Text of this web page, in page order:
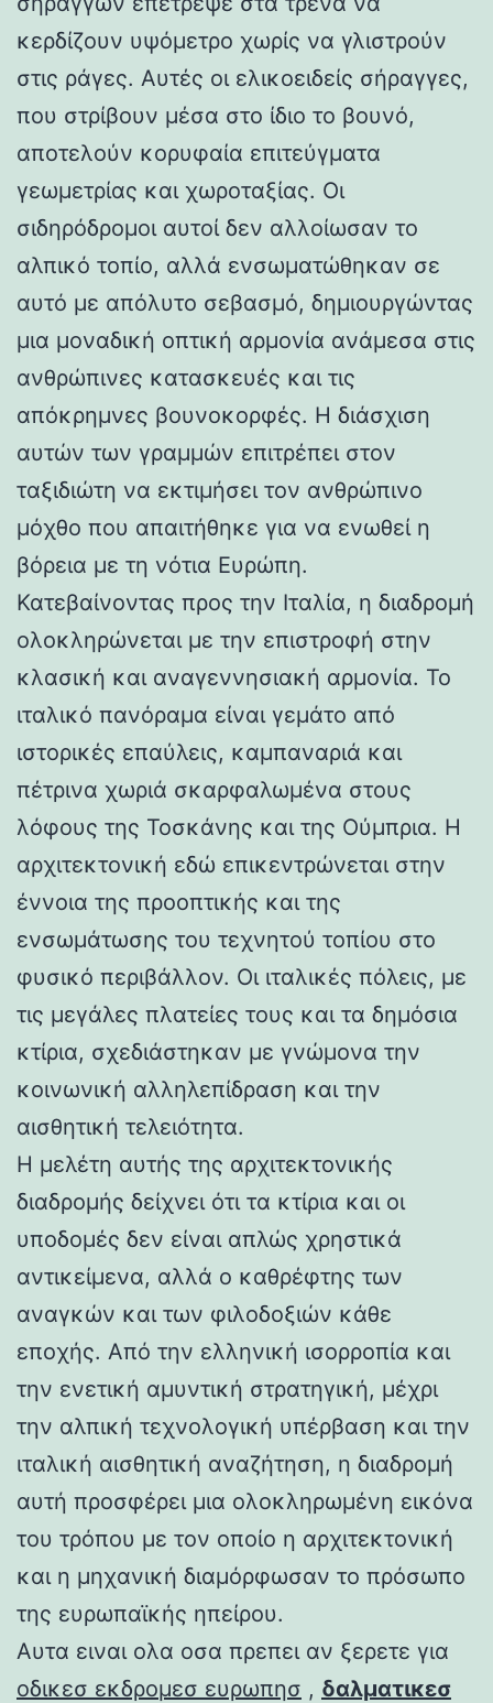
κερδίζουν υψόμετρο χωρίς να γλιστρούν
στις ράγες. Αυτές οι ελικοειδείς σήραγγες,
που στρίβουν μέσα στο ίδιο το βουνό,
αποτελούν κορυφαία επιτεύγματα
γεωμετρίας και χωροταξίας. Οι
σιδηρόδρομοι αυτοί δεν αλλοίωσαν το
αλπικό τοπίο, αλλά ενσωματώθηκαν σε
αυτό με απόλυτο σεβασμό, δημιουργώντας
μια μοναδική οπτική αρμονία ανάμεσα στις
ανθρώπινες κατασκευές και τις
απόκρημνες βουνοκορφές. Η διάσχιση
αυτών των γραμμών επιτρέπει στον
ταξιδιώτη να εκτιμήσει τον ανθρώπινο
μόχθο που απαιτήθηκε για να ενωθεί η
βόρεια με τη νότια Ευρώπη.
Κατεβαίνοντας προς την Ιταλία, η διαδρομή
ολοκληρώνεται με την επιστροφή στην
κλασική και αναγεννησιακή αρμονία. Το
ιταλικό πανόραμα είναι γεμάτο από
ιστορικές επαύλεις, καμπαναριά και
πέτρινα χωριά σκαρφαλωμένα στους
λόφους της Τοσκάνης και της Ούμπρια. Η
αρχιτεκτονική εδώ επικεντρώνεται στην
έννοια της προοπτικής και της
ενσωμάτωσης του τεχνητού τοπίου στο
φυσικό περιβάλλον. Οι ιταλικές πόλεις, με
τις μεγάλες πλατείες τους και τα δημόσια
κτίρια, σχεδιάστηκαν με γνώμονα την
κοινωνική αλληλεπίδραση και την
αισθητική τελειότητα.
Η μελέτη αυτής της αρχιτεκτονικής
διαδρομής δείχνει ότι τα κτίρια και οι
υποδομές δεν είναι απλώς χρηστικά
αντικείμενα, αλλά ο καθρέφτης των
αναγκών και των φιλοδοξιών κάθε
εποχής. Από την ελληνική ισορροπία και
την ενετική αμυντική στρατηγική, μέχρι
την αλπική τεχνολογική υπέρβαση και την
ιταλική αισθητική αναζήτηση, η διαδρομή
αυτή προσφέρει μια ολοκληρωμένη εικόνα
του τρόπου με τον οποίο η αρχιτεκτονική
και η μηχανική διαμόρφωσαν το πρόσωπο
της ευρωπαϊκής ηπείρου.
Αυτα ειναι ολα οσα πρεπει αν ξερετε για
οδικεσ εκδρομεσ ευρωπησ , δαλματικεσ